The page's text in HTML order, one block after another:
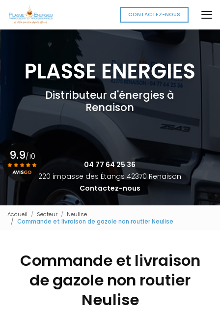
au
contenu
principal
CONTACTEZ-NOUS
Distributeur d'énergies à
Renaison
04 77 64 25 36
220 impasse des Étangs 42370 Renaison
Contactez-nous
9.9/10
Accueil Secteur
Neulise
Commande et livraison de gazole non routier Neulise
Commande et livraison
de gazole non routier
Neulise